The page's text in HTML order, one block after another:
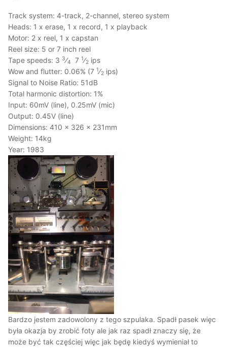
Track system: 4-track, 2-channel, stereo system
Heads: 1 x erase, 1 x record, 1 x playback
Motor: 2 x reel, 1 x capstan
Reel size: 5 or 7 inch reel
Tape speeds: 3 3⁄4 7 1⁄2 ips
Wow and flutter: 0.06% (7 1⁄2 ips)
Signal to Noise Ratio: 51dB
Total harmonic distortion: 1%
Input: 60mV (line), 0.25mV (mic)
Output: 0.45V (line)
Dimensions: 410 x 326 x 231mm
Weight: 14kg
Year: 1983
Bardzo jestem zadowolony z tego szpulaka. Spadł pasek więc
była okazja by zrobić foty ale jak raz spadł znaczy się, że
może być tak częściej więc jak będę kiedyś wymieniał to